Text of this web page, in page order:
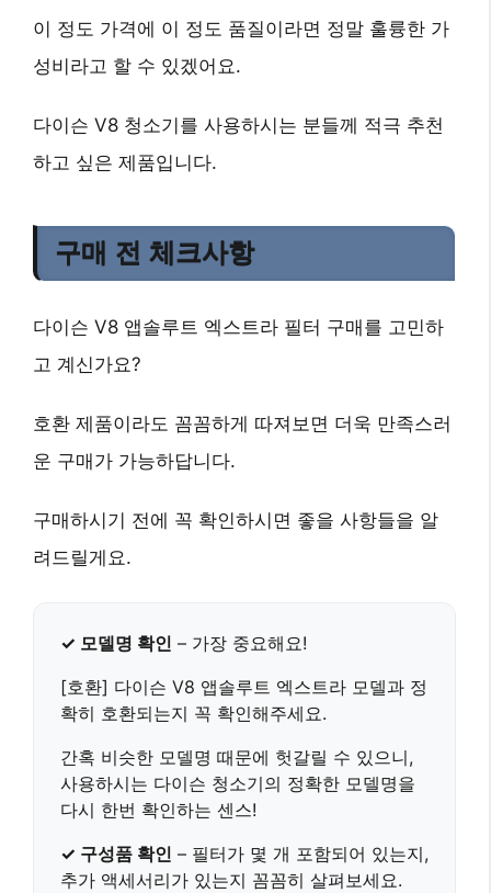
이 정도 가격에 이 정도 품질이라면 정말 훌륭한 가
성비라고 할 수 있겠어요.
다이슨 V8 청소기를 사용하시는 분들께 적극 추천
하고 싶은 제품입니다.
구매 전 체크사항
다이슨 V8 앱솔루트 엑스트라 필터 구매를 고민하
고 계신가요?
호환 제품이라도 꼼꼼하게 따져보면 더욱 만족스러
운 구매가 가능하답니다.
구매하시기 전에 꼭 확인하시면 좋을 사항들을 알
려드릴게요.
✓ 모델명 확인 – 가장 중요해요!
[호환] 다이슨 V8 앱솔루트 엑스트라 모델과 정
확히 호환되는지 꼭 확인해주세요.
간혹 비슷한 모델명 때문에 헛갈릴 수 있으니,
사용하시는 다이슨 청소기의 정확한 모델명을
다시 한번 확인하는 센스!
✓ 구성품 확인 – 필터가 몇 개 포함되어 있는지,
추가 액세서리가 있는지 꼼꼼히 살펴보세요.